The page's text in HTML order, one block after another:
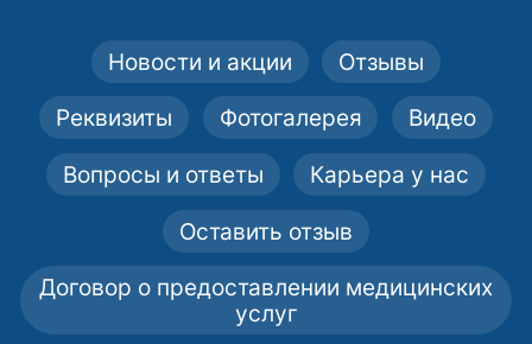
Новости и акции Отзывы
Реквизиты Фотогалерея Видео
Вопросы и ответы Карьера у нас
Оставить отзыв
Договор о предоставлении медицинских
услуг